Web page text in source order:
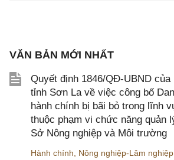
VĂN BẢN MỚI NHẤT
Quyết định 1846/QĐ-UBND của
tỉnh Sơn La về việc công bố
hành chính bị bãi bỏ trong lĩnh
thuộc phạm vi chức năng quản
Sở Nông nghiệp và Môi trường
Hành chính Nông nghiệp-Lâm nghiệp